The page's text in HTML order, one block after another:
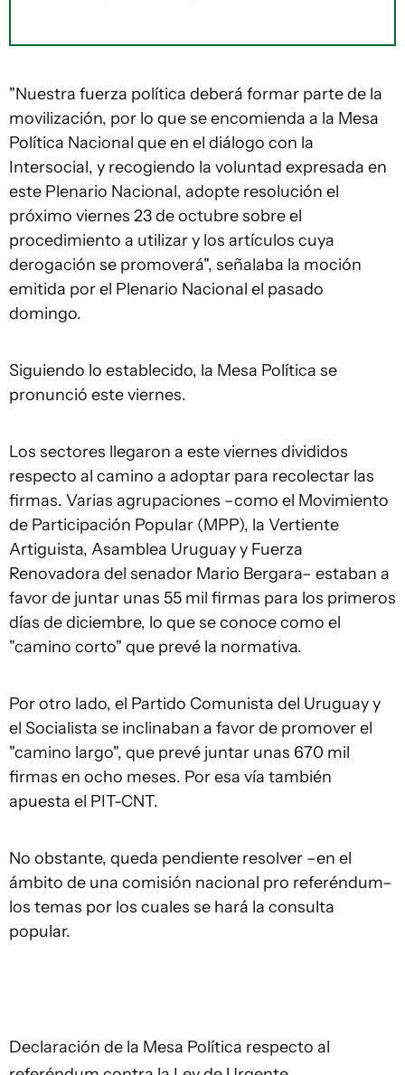
"Nuestra fuerza política deberá formar parte de la
movilización, por lo que se encomienda a la Mesa
Política Nacional que en el diálogo con la
Intersocial, y recogiendo la voluntad expresada en
este Plenario Nacional, adopte resolución el
próximo viernes 23 de octubre sobre el
procedimiento a utilizar y los artículos cuya
derogación se promoverá", señalaba la moción
emitida por el Plenario Nacional el pasado
domingo.
Siguiendo lo establecido, la Mesa Política se
pronunció este viernes.
Los sectores llegaron a este viernes divididos
respecto al camino a adoptar para recolectar las
firmas. Varias agrupaciones –como el Movimiento
de Participación Popular (MPP), la Vertiente
Artiguista, Asamblea Uruguay y Fuerza
Renovadora del senador Mario Bergara– estaban a
favor de juntar unas 55 mil firmas para los primeros
días de diciembre, lo que se conoce como el
"camino corto" que prevé la normativa.
Por otro lado, el Partido Comunista del Uruguay y
el Socialista se inclinaban a favor de promover el
"camino largo", que prevé juntar unas 670 mil
firmas en ocho meses. Por esa vía también
apuesta el PIT-CNT.
No obstante, queda pendiente resolver –en el
ámbito de una comisión nacional pro referéndum–
los temas por los cuales se hará la consulta
popular.
Declaración de la Mesa Política respecto al